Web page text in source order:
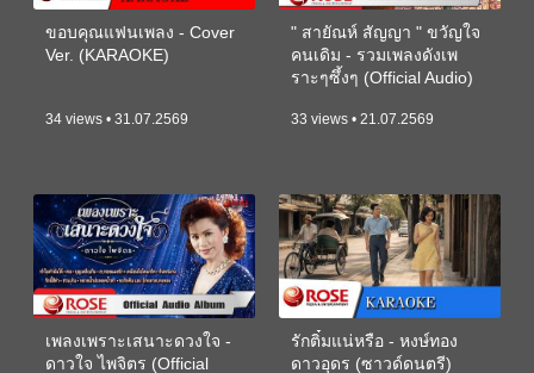
ขอบคุณแฟนเพลง - Cover
Ver. (KARAOKE)
34 views • 31.07.2569
" สายัณห์ สัญญา " ขวัญใจ
คนเดิม - รวมเพลงดังเพ
ราะๆซึ้งๆ (Official Audio)
33 views • 21.07.2569
เพลงเพราะเสนาะดวงใจ -
ดาวใจ ไพจิตร (Official
รักติ๋มแน่หรือ - หงษ์ทอง
ดาวอุดร (ซาวด์ดนตรี)